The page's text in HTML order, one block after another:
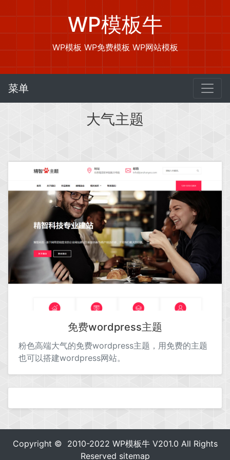
WP模板牛
WP模板 WP免费模板 WP网站模板
菜单
大气主题
免费wordpress主题
粉色高端大气的免费wordpress主题，用免费的主题
也可以搭建wordpress网站。
Copyright © 2010-2022 WP模板牛V201.0 All Rights
Reserved sitemap